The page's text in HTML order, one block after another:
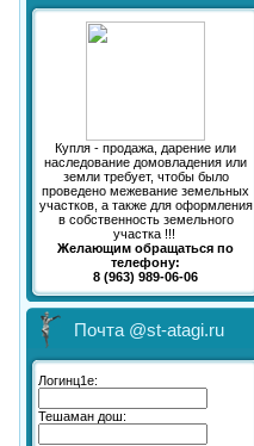
Купля - продажа, дарение или
наследование домовладения или
земли требует, чтобы было
проведено межевание земельных
участков, а также для оформления
в собственность земельного
участка !!!
Желающим обращаться по
телефону:
8 (963) 989-06-06
Почта @st-atagi.ru
Логинц1е:
Тешаман дош: